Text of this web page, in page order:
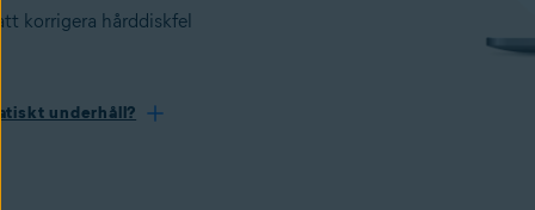
korrigera hårddiskfel
underhåll?